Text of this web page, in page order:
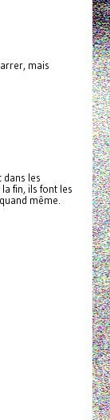
mais
dans les
fin, ils font les
même.